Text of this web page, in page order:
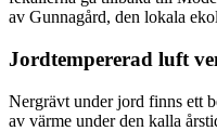
av Gunnagård, den lokala
Jordtempererad luft
Nergrävt under jord finns ett
av värme under den kalla